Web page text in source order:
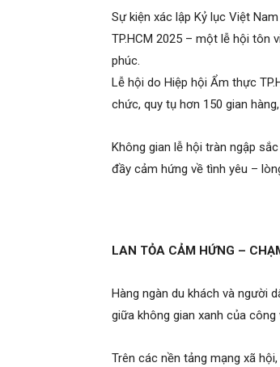
Sự kiện xác lập Kỷ lục Việt
TP.HCM 2025 – một lễ hội tôn
phúc.
Lễ hội do Hiệp hội Ẩm thực
chức, quy tụ hơn 150 gian
Không gian lễ hội tràn ngập
đầy cảm hứng về tình yêu –
LAN TỎA CẢM HỨNG –
Hàng ngàn du khách và người
giữa không gian xanh của công
Trên các nền tảng mạng xã